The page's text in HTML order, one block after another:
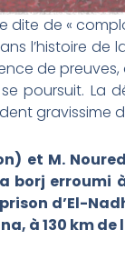
de «
l’histoire de
de
poursuit. La
gravissime
et M.
borj erroumi
d’El-
à 130 km